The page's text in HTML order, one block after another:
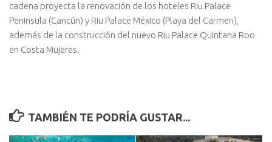
cadena proyecta la renovación de los hoteles Riu Palace
Peninsula (Cancún) y Riu Palace México (Playa del Carmen),
además de la construcción del nuevo Riu Palace Quintana Roo
en Costa Mujeres.
TAMBIÉN TE PODRÍA GUSTAR...